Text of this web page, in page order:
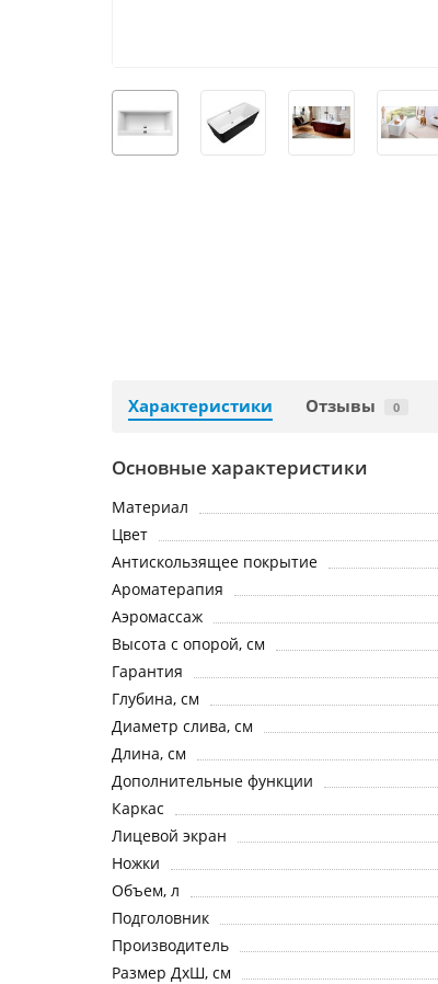
Характеристики Отзывы 0
Основные характеристики
Материал
Цвет
Антискользящее покрытие
Ароматерапия
Аэромассаж
Высота с опорой, см
Гарантия
Глубина, см
Диаметр слива, см
Длина, см
Дополнительные функции
Каркас
Лицевой экран
Ножки
Объем, л
Подголовник
Производитель
Размер ДхШ, см